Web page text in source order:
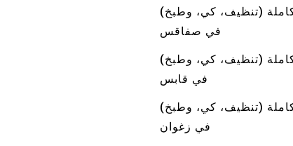
(تنظيف، كي، وطبخ)
في صفاقس
(تنظيف، كي، وطبخ)
في قابس
(تنظيف، كي، وطبخ)
في زغوان